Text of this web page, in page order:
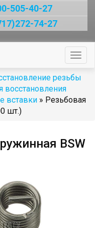
505-40-27
74-27
резьбы
восстановления
вставки » Резьбовая
шт.)
BSW